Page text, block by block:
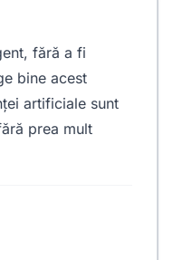
fără a fi
bine acest
artificiale sunt
prea mult